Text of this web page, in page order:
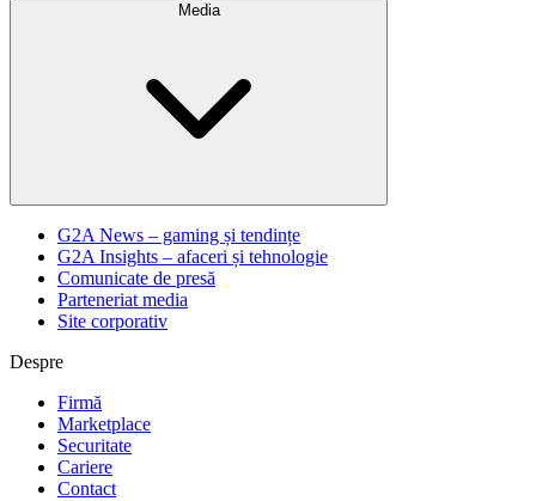
Media
G2A News – gaming și tendințe
G2A Insights – afaceri și tehnologie
Comunicate de presă
Parteneriat media
Site corporativ
Despre
Firmă
Marketplace
Securitate
Cariere
Contact